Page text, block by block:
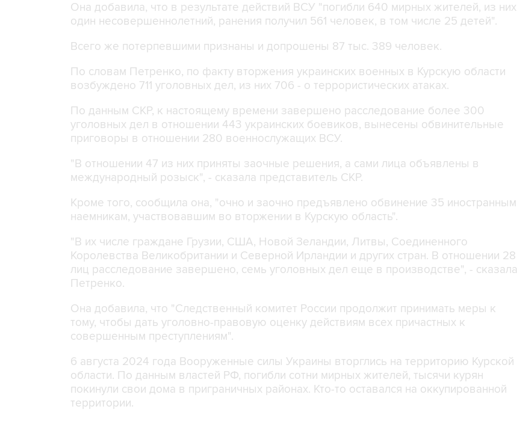
Она добавила, что в результате действий ВСУ "погибли 640 мирных жителей, из них
один несовершеннолетний, ранения получил 561 человек, в том числе 25 детей".
Всего же потерпевшими признаны и допрошены 87 тыс. 389 человек.
По словам Петренко, по факту вторжения украинских военных в Курскую области
возбуждено 711 уголовных дел, из них 706 - о террористических атаках.
По данным СКР, к настоящему времени завершено расследование более 300
уголовных дел в отношении 443 украинских боевиков, вынесены обвинительные
приговоры в отношении 280 военнослужащих ВСУ.
"В отношении 47 из них приняты заочные решения, а сами лица объявлены в
международный розыск", - сказала представитель СКР.
Кроме того, сообщила она, "очно и заочно предъявлено обвинение 35 иностранным
наемникам, участвовавшим во вторжении в Курскую область".
"В их числе граждане Грузии, США, Новой Зеландии, Литвы, Соединенного
Королевства Великобритании и Северной Ирландии и других стран. В отношении 28
лиц расследование завершено, семь уголовных дел еще в производстве", - сказала
Петренко.
Она добавила, что "Cледственный комитет России продолжит принимать меры к
тому, чтобы дать уголовно-правовую оценку действиям всех причастных к
совершенным преступлениям".
6 августа 2024 года Вооруженные силы Украины вторглись на территорию Курской
области. По данным властей РФ, погибли сотни мирных жителей, тысячи курян
покинули свои дома в приграничных районах. Кто-то оставался на оккупированной
территории.